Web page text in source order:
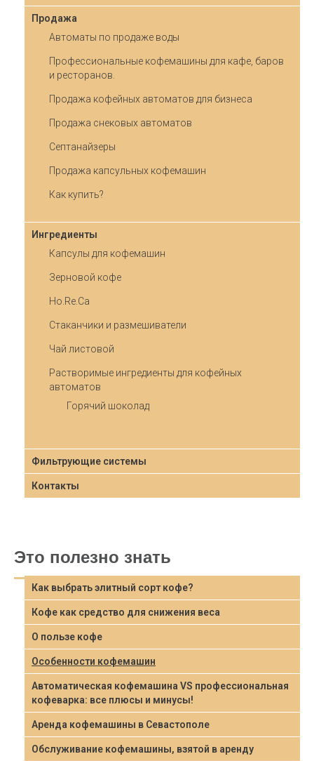
Продажа
Автоматы по продаже воды
Профессиональные кофемашины для кафе, баров
и ресторанов.
Продажа кофейных автоматов для бизнеса
Продажа снековых автоматов
Септанайзеры
Продажа капсульных кофемашин
Как купить?
Ингредиенты
Капсулы для кофемашин
Зерновой кофе
Ho.Re.Ca
Стаканчики и размешиватели
Чай листовой
Растворимые ингредиенты для кофейных
автоматов
Горячий шоколад
Фильтрующие системы
Контакты
Это полезно знать
Как выбрать элитный сорт кофе?
Кофе как средство для снижения веса
О пользе кофе
Особенности кофемашин
Автоматическая кофемашина VS профессиональная
кофеварка: все плюсы и минусы!
Аренда кофемашины в Севастополе
Обслуживание кофемашины, взятой в аренду